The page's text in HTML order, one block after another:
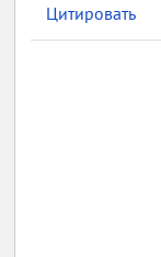
Цитировать